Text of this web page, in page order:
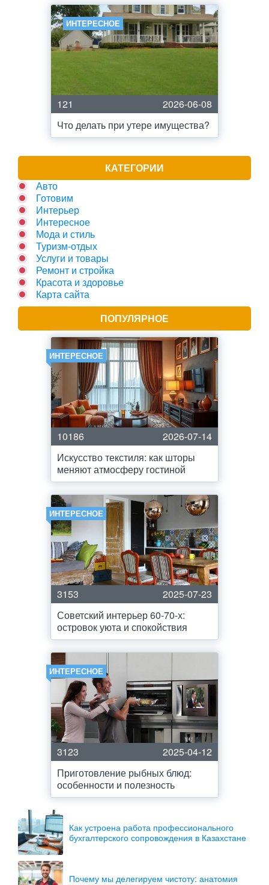
ИНТЕРЕСНОЕ
121
2026-06-08
Что делать при утере имущества?
КАТЕГОРИИ
Авто
Готовим
Интерьер
Интересное
Мода и стиль
Туризм-отдых
Услуги и товары
Ремонт и стройка
Красота и здоровье
Карта сайта
ПОПУЛЯРНОЕ
ИНТЕРЕСНОЕ
10186
2026-07-14
Искусство текстиля: как шторы
меняют атмосферу гостиной
ИНТЕРЕСНОЕ
3153
2025-07-23
Советский интерьер 60-70-х:
островок уюта и спокойствия
ИНТЕРЕСНОЕ
3123
2025-04-12
Приготовление рыбных блюд:
особенности и полезность
Как устроена работа профессионального
бухгалтерского сопровождения в Казахстане
Почему мы делегируем чистоту: анатомия